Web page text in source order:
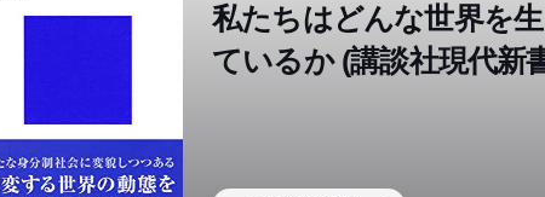
私たちはどんな世界を生
ているか (講談社現代新
１章 今の世界に至る道 １９世紀～１９７０年 ・日本の戦後レジー